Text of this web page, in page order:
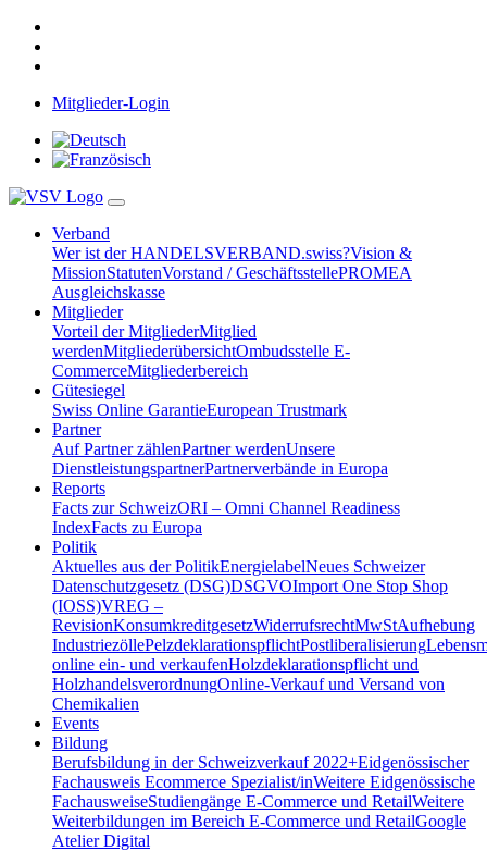
Mitglieder-Login
Verband
Wer ist der HANDELSVERBAND.swiss?Vision &
MissionStatutenVorstand / GeschäftsstellePROMEA
Ausgleichskasse
Mitglieder
Vorteil der MitgliederMitglied
werdenMitgliederübersichtOmbudsstelle E-
CommerceMitgliederbereich
Gütesiegel
Swiss Online GarantieEuropean Trustmark
Partner
Auf Partner zählenPartner werdenUnsere
DienstleistungspartnerPartnerverbände in Europa
Reports
Facts zur SchweizORI – Omni Channel Readiness
IndexFacts zu Europa
Politik
Aktuelles aus der PolitikEnergielabelNeues Schweizer
Datenschutzgesetz (DSG)DSGVOImport One Stop Shop
(IOSS)VREG –
RevisionKonsumkreditgesetzWiderrufsrechtMwStAufhebung
IndustriezöllePelzdeklarationspflichtPostliberalisierung
online ein- und verkaufenHolzdeklarationspflicht und
HolzhandelsverordnungOnline-Verkauf und Versand von
Chemikalien
Events
Bildung
Berufsbildung in der Schweizverkauf 2022+Eidgenössischer
Fachausweis Ecommerce Spezialist/inWeitere Eidgenössische
FachausweiseStudiengänge E-Commerce und RetailWeitere
Weiterbildungen im Bereich E-Commerce und RetailGoogle
Atelier Digital